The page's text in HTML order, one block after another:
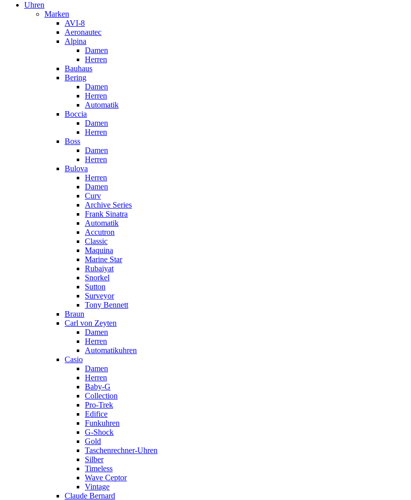
Uhren
Marken
AVI-8
Aeronautec
Alpina
Damen
Herren
Bauhaus
Bering
Damen
Herren
Automatik
Boccia
Damen
Herren
Boss
Damen
Herren
Bulova
Herren
Damen
Curv
Archive Series
Frank Sinatra
Automatik
Accutron
Classic
Maquina
Marine Star
Rubaiyat
Snorkel
Sutton
Surveyor
Tony Bennett
Braun
Carl von Zeyten
Damen
Herren
Automatikuhren
Casio
Damen
Herren
Baby-G
Collection
Pro-Trek
Edifice
Funkuhren
G-Shock
Gold
Taschenrechner-Uhren
Silber
Timeless
Wave Ceptor
Vintage
Claude Bernard